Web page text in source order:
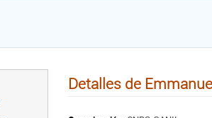
Detalles de